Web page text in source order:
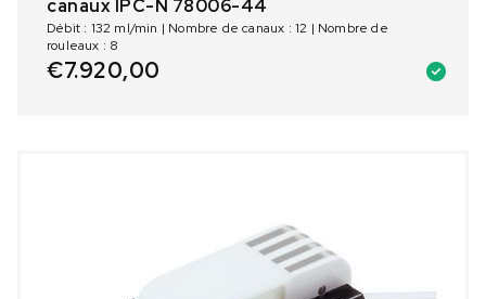
canaux IPC-N 78006-44
Débit : 132 ml/min | Nombre de canaux : 12 | Nombre de
rouleaux : 8
€7.920,00